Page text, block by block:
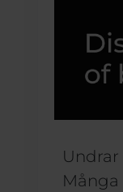
Undrar
Många